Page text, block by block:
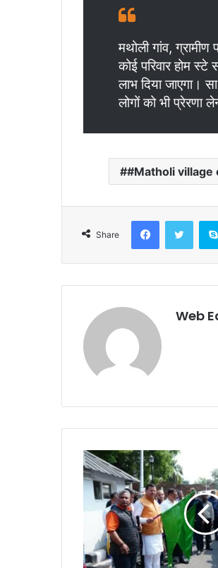
मथोली गांव,
कोई परिवार होम
लाभ दिया जाएगा।
लोगों को भी प्रेरणा
#Matholi village
Share
Web